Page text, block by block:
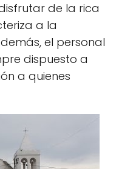
de la rica
a la
el personal
dispuesto a
a quienes